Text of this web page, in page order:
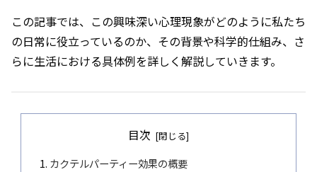
この記事では、この興味深い心理現象がどのように私たち
の日常に役立っているのか、その背景や科学的仕組み、さ
らに生活における具体例を詳しく解説していきます。
目次
カクテルパーティー効果の概要